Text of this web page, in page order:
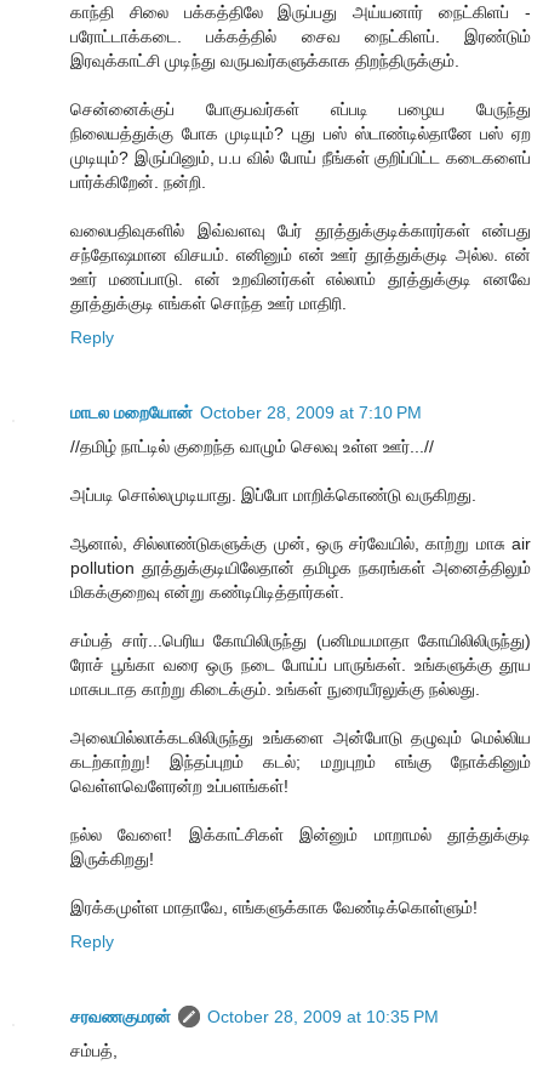
காந்தி சிலை பக்கத்திலே இருப்பது அய்யனார் நைட்கிளப் -
பரோட்டாக்கடை. பக்கத்தில் சைவ நைட்கிளப். இரண்டும்
இரவுக்காட்சி முடிந்து வருபவர்களுக்காக திறந்திருக்கும்.
சென்னைக்குப் போகுபவர்கள் எப்படி பழைய பேருந்து
நிலையத்துக்கு போக முடியும்? புது பஸ் ஸ்டாண்டில்தானே பஸ் ஏற
முடியும்? இருப்பினும், ப.ப வில் போய் நீங்கள் குறிப்பிட்ட கடைகளைப்
பார்க்கிறேன். நன்றி.
வலைபதிவுகளில் இவ்வளவு பேர் தூத்துக்குடிக்காரர்கள் என்பது
சந்தோஷமான விசயம். எனினும் என் ஊர் தூத்துக்குடி அல்ல. என்
ஊர் மணப்பாடு. என் உறவினர்கள் எல்லாம் தூத்துக்குடி எனவே
தூத்துக்குடி எங்கள் சொந்த ஊர் மாதிரி.
Reply
மாடல மறையோன் October 28, 2009 at 7:10 PM
//தமிழ் நாட்டில் குறைந்த வாழும் செலவு உள்ள ஊர்...//
அப்படி சொல்லமுடியாது. இப்போ மாறிக்கொண்டு வருகிறது.
ஆனால், சில்லாண்டுகளுக்கு முன், ஒரு சர்வேயில், காற்று மாசு air
pollution தூத்துக்குடியிலேதான் தமிழக நகரங்கள் அனைத்திலும்
மிகக்குறைவு என்று கண்டிபிடித்தார்கள்.
சம்பத் சார்...பெரிய கோயிலிருந்து (பனிமயமாதா கோயிலிலிருந்து)
ரோச் பூங்கா வரை ஒரு நடை போய்ப் பாருங்கள். உங்களுக்கு தூய
மாசுபடாத காற்று கிடைக்கும். உங்கள் நுரையீரலுக்கு நல்லது.
அலையில்லாக்கடலிலிருந்து உங்களை அன்போடு தழுவும் மெல்லிய
கடற்காற்று! இந்தப்புறம் கடல்; மறுபுறம் எங்கு நோக்கினும்
வெள்ளவெளேரன்ற உப்பளங்கள்!
நல்ல வேளை! இக்காட்சிகள் இன்னும் மாறாமல் தூத்துக்குடி
இருக்கிறது!
இரக்கமுள்ள மாதாவே, எங்களுக்காக வேண்டிக்கொள்ளும்!
Reply
சரவணகுமரன்
October 28, 2009 at 10:35 PM
சம்பத்,